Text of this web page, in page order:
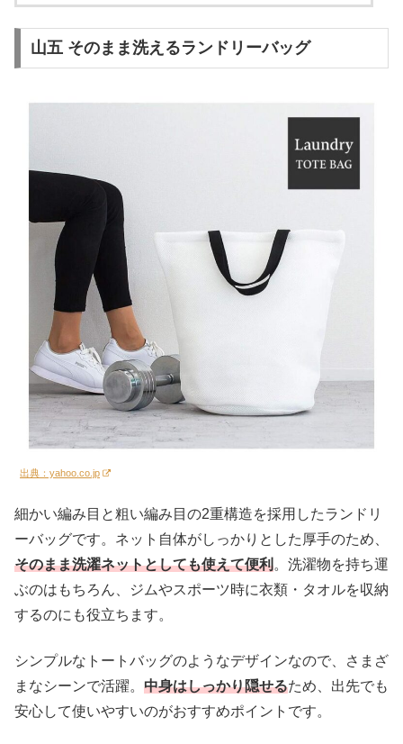
山五 そのまま洗えるランドリーバッグ
出典：yahoo.co.jp
細かい編み目と粗い編み目の2重構造を採用したランドリ
ーバッグです。ネット自体がしっかりとした厚手のため、
そのまま洗濯ネットとしても使えて便利。洗濯物を持ち運
ぶのはもちろん、ジムやスポーツ時に衣類・タオルを収納
するのにも役立ちます。
シンプルなトートバッグのようなデザインなので、さまざ
まなシーンで活躍。 中身はしっかり隠せるため、出先でも
安心して使いやすいのがおすすめポイントです。